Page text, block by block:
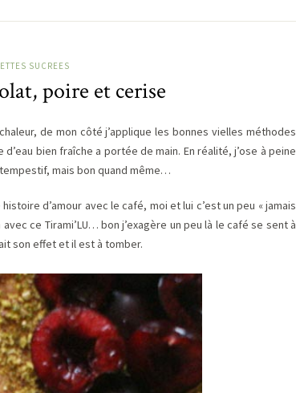
SUCREES
poire et cerise
de mon côté j’applique les bonnes vielles méthodes
bien fraîche a portée de main. En réalité, j’ose à peine
mais bon quand même…
d’amour avec le café, moi et lui c’est un peu « jamais
ce Tirami’LU… bon j’exagère un peu là le café se sent à
son effet et il est à tomber.